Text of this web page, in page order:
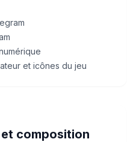
et icônes du jeu
composition